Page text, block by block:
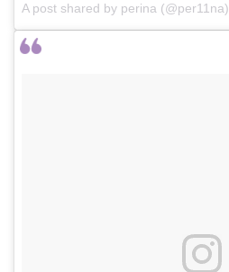
A post shared by perina (@per11na)